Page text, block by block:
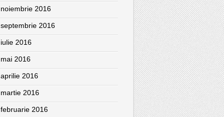
noiembrie 2016
septembrie 2016
iulie 2016
mai 2016
aprilie 2016
martie 2016
februarie 2016